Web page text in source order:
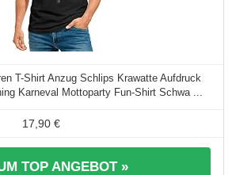
T-Shirt Anzug Schlips Krawatte Aufdruck
Karneval Mottoparty Fun-Shirt Schwa ...
17,90 €
TOP ANGEBOT »